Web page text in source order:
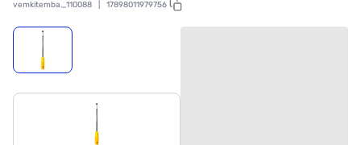
vemkitemba_110088 17898011979756